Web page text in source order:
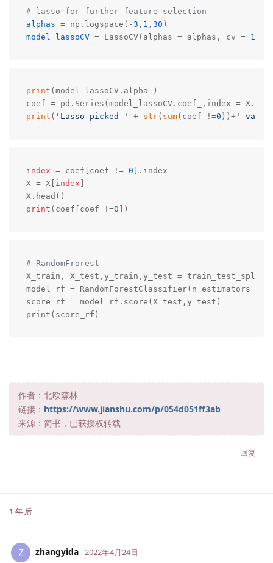
# lasso for further feature selection
alphas = np.logspace(-3 , 1 , 30
model_lassoCV = LassoCV(alphas = alphas, cv = 10
print (model_lassoCV.alpha_)
print ( 'Lasso picked ' + str( sum(coef !=0 ))+'
index = coef[coef != 0 ].index
X = X[ index
print (coef[coef !=0 ])
# RandomFrorest
X_train, X_test,y_train,y_test =
model_rf = RandomForestClassifier(n_estimators
score_rf = model_rf.score(X_test,y_test)
print(score_rf)
作者：北欧森林
链接： https://www.jianshu.com/p/054d051ff3ab
来源：简书，已获授权转载
回复
1 年 后
Z zhangyida 2022年4月24日